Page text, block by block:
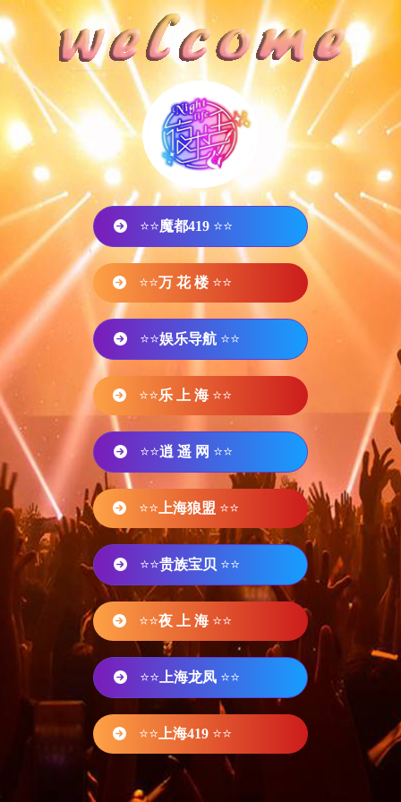
⭐⭐魔都419 ⭐⭐
⭐⭐万 花 楼 ⭐⭐
⭐⭐娱乐导航 ⭐⭐
⭐⭐乐 上 海 ⭐⭐
⭐⭐逍 遥 网 ⭐⭐
⭐⭐ 上海狼盟 ⭐⭐
⭐⭐贵族宝贝 ⭐⭐
⭐⭐夜 上 海 ⭐⭐
⭐⭐ 上海龙凤 ⭐⭐
⭐⭐ 上海419 ⭐⭐